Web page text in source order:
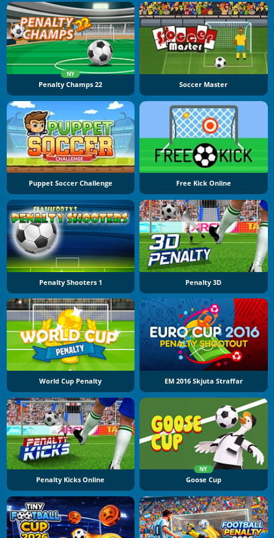
NY
Penalty Champs 22 Soccer Master
Puppet Soccer Challenge Free Kick Online
Penalty Shooters 1 Penalty 3D
World Cup Penalty EM 2016 Skjuta Straffar
Penalty Kicks Online
NY
Goose Cup